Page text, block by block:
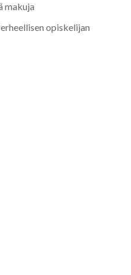
makuja
opiskelijan